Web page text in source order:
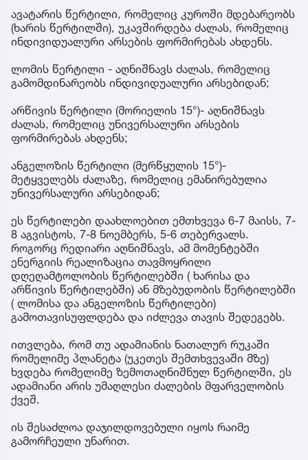
ავატარის წერტილი, რომელიც კუროში მდებარეობს
(ხარის წერტილში), უკავშირდება ძალას, რომელიც
ინდივიდუალური არსების ფორმირებას ახდენს.
ლომის წერტილი - აღნიშნავს ძალას, რომელიც
გამომდინარეობს ინდივიდუალური არსებიდან;
არწივის წერტილი (მორიელის 15°)- აღნიშნავს
ძალას, რომელიც უნივერსალური არსების
ფორმირებას ახდენს;
ანგელოზის წერტილი (მერწყულის 15°)-
მეტყველებს ძალაზე, რომელიც ემანირებულია
უნივერსალური არსებიდან;
ეს წერტილები დაახლოებით ემთხვევა 6-7 მაისს, 7-
8 აგვისტოს, 7-8 ნოემბერს, 5-6 თებერვალს.
როგორც რედიარი აღნიშნავს, ამ მომენტებში
ენერგიის რეალიზაცია თავმოყრილი
დღეღამტოლობის წერტილებში ( ხარისა და
არწივის წერტილებში) ან მზებუდობის წერტილებში
( ლომისა და ანგელოზის წერტილები)
გამოთავისუფლდება და იძლევა თავის შედეგებს.
ითვლება, რომ თუ ადამიანის ნათალურ რუკაში
რომელიმე პლანეტა (უკეთეს შემთხვევაში მზე)
ხვდება რომელიმე ზემოთაღნიშნულ წერტილში, ეს
ადამიანი არის უმაღლესი ძალების მფარველობის
ქვეშ.
ის შესაძლოა დაჯილდოვებული იყოს რაიმე
გამორჩეული უნარით.